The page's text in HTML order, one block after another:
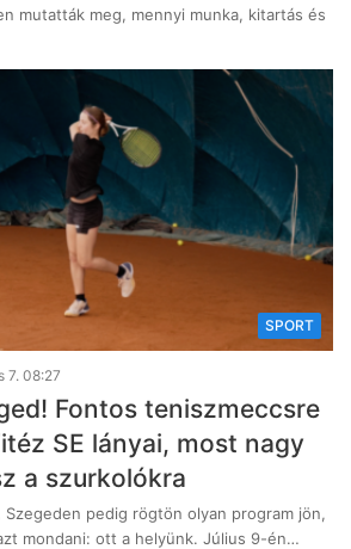
mutatták meg, mennyi munka, kitartás és
SPORT
7. 08:27
Fontos teniszmeccsre
SE lányai, most nagy
a szurkolókra
Szegeden pedig rögtön olyan program jön,
mondani: ott a helyünk. Július 9-én…